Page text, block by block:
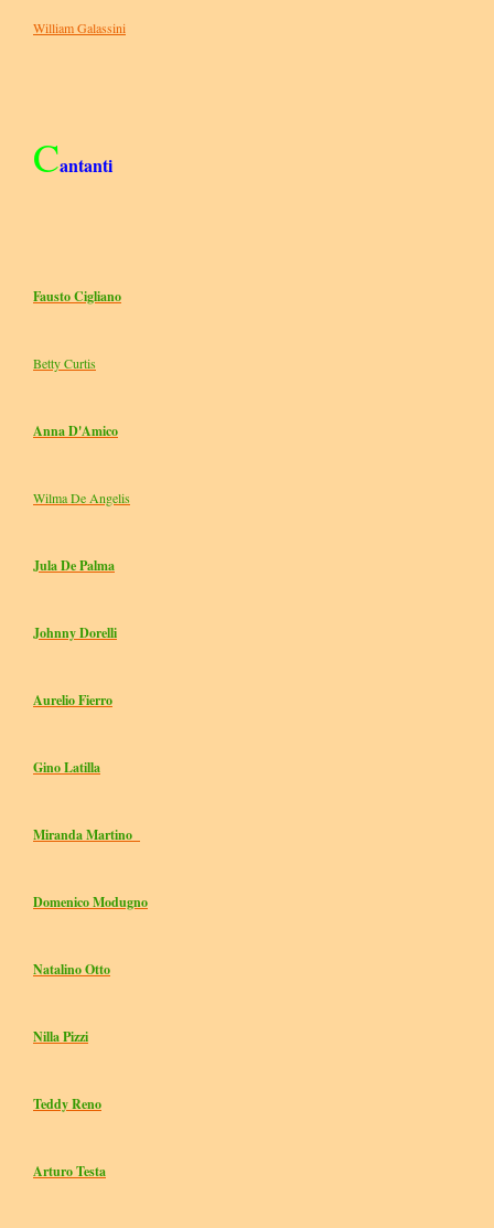
William Galassini
Cantanti
Fausto Cigliano
Betty Curtis
Anna D'Amico
Wilma De Angelis
Jula De Palma
Johnny Dorelli
Aurelio Fierro
Gino Latilla
Miranda Martino
Domenico Modugno
Natalino Otto
Nilla Pizzi
Teddy Reno
Arturo Testa